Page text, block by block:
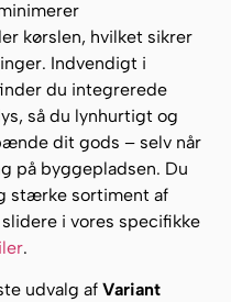
kørslen, hvilket sikrer
Indvendigt i
du integrerede
så du lynhurtigt og
dit gods – selv når
på byggepladsen. Du
stærke sortiment af
i vores specifikke
.
udvalg af Variant